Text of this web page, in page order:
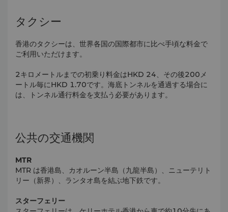
タクシー
香港のタクシーは、世界各国の国際都市に比べ手頃な料金で
ご利用いただけます。
2キロメートルまでの初乗り料金はHKD 24、その後200メ
ートル毎にHKD 1.70です。海底トンネルを通過する場合に
は、トンネル通行料金を支払う必要があります。
公共の交通機関
MTR
MTR は香港島、カオルーン半島（九龍半島）、ニューテリト
リー（新界）、ランタオ島を結ぶ地下鉄です。
スターフェリー